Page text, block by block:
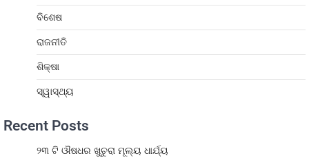
ବିଶେଷ
ରାଜନୀତି
ଶିକ୍ଷା
ସ୍ୱାସ୍ଥ୍ୟ
Recent Posts
୨୩ ଟି ଔଷଧର ଖୁଚୁରା ମୂଲ୍ୟ ଧାର୍ଯ୍ୟ